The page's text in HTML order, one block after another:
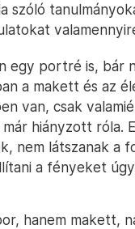
szóló
egy portré is,
a makett és az
van, csak
hiányzott róla.
nem látszanak a
a fényeket
hanem makett,